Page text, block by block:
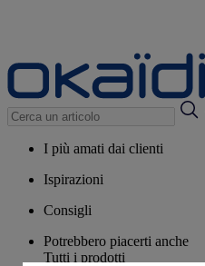
I più amati dai clienti
Ispirazioni
Consigli
Potrebbero piacerti anche
Tutti i prodotti